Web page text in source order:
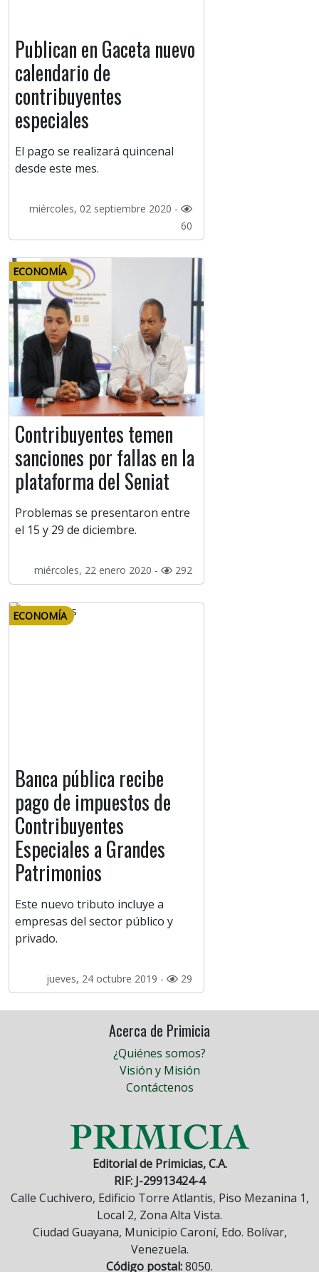
Publican en Gaceta nuevo
calendario de
contribuyentes
especiales
El pago se realizará quincenal
desde este mes.
miércoles, 02 septiembre 2020 -
60
ECONOMÍA
Contribuyentes temen
sanciones por fallas en la
plataforma del Seniat
Problemas se presentaron entre
el 15 y 29 de diciembre.
miércoles, 22 enero 2020 - 292
ECONOMÍA
Banca pública recibe
pago de impuestos de
Contribuyentes
Especiales a Grandes
Patrimonios
Este nuevo tributo incluye a
empresas del sector público y
privado.
jueves, 24 octubre 2019 - 29
Acerca de Primicia
¿Quiénes somos?
Visión y Misión
Contáctenos
Editorial de Primicias, C.A.
RIF: J-29913424-4
Calle Cuchivero, Edificio Torre Atlantis, Piso Mezanina 1,
Local 2, Zona Alta Vista.
Ciudad Guayana, Municipio Caroní, Edo. Bolívar,
Venezuela.
Código postal:8050.